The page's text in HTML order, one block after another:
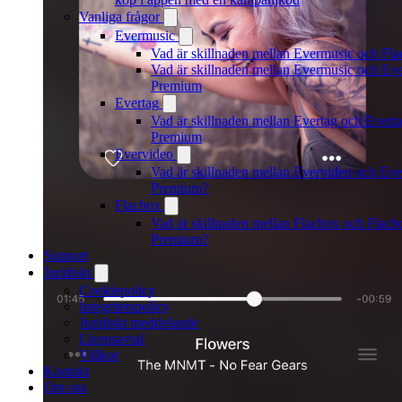
Vanliga frågor
Evermusic
Vad är skillnaden mellan Evermusic och
Vad är skillnaden mellan Evermusic och
Premium
Evertag
Vad är skillnaden mellan Evertag och
Premium
Evervideo
Vad är skillnaden mellan Evervideo och
Premium?
Flacbox
Vad är skillnaden mellan Flacbox och
Premium?
Support
Juridiskt
Cookiepolicy
Integritetspolicy
Juridiskt meddelande
Licensavtal
Villkor
Kontakt
Om oss